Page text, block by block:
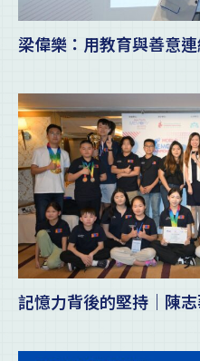
梁偉樂：用教育與善意
記憶力背後的堅持｜陳